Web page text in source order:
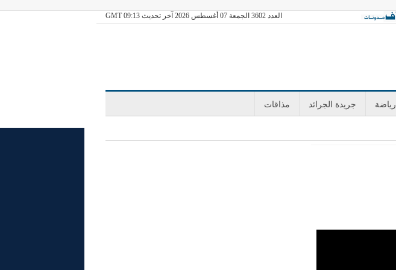
العدد 3602 الجمعة 07 أغسطس 2026 آخر تحديث GMT 09:13
رياضة جريدة الجرائد مذاقات